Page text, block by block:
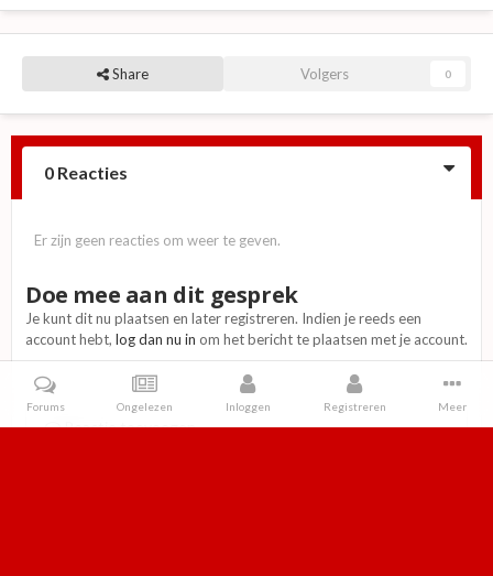
Share Volgers 0
0 Reacties
Er zijn geen reacties om weer te geven.
Doe mee aan dit gesprek
Je kunt dit nu plaatsen en later registreren. Indien je reeds een
account hebt, log dan nu in om het bericht te plaatsen met je account.
Reactie toevoegen
Forums Ongelezen Inloggen Registreren Meer